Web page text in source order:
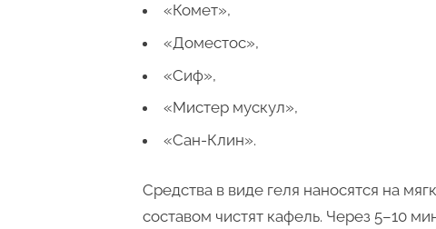
«Комет»,
«Доместос»,
«Сиф»,
«Мистер мускул»,
«Сан-Клин».
Средства в виде геля наносятся на
составом чистят кафель. Через 5–10